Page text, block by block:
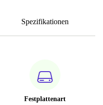
Spezifikationen
Festplattenart